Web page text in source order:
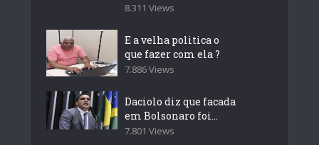
8.311 Views
E a velha politica o
que fazer com ela ?
7.886 Views
Daciolo diz que facada
em Bolsonaro foi...
7.801 Views